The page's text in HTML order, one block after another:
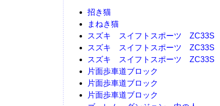
招き猫
まねき猫
スズキ スイフトスポーツ ZC33S
スズキ スイフトスポーツ ZC33S
スズキ スイフトスポーツ ZC33S
片面歩車道ブロック
片面歩車道ブロック
片面歩車道ブロック